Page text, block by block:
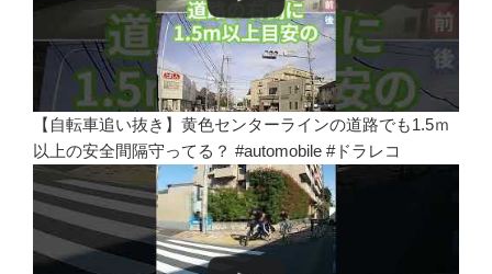
【自転車追い抜き】黄色センターラインの道路でも1.5ｍ
以上の安全間隔守ってる？ #automobile #ドラレコ